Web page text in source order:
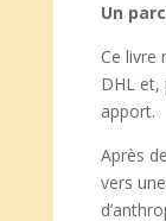
Un
Ce livre
DHL et,
apport.
Après
vers